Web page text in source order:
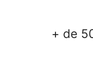
+ de